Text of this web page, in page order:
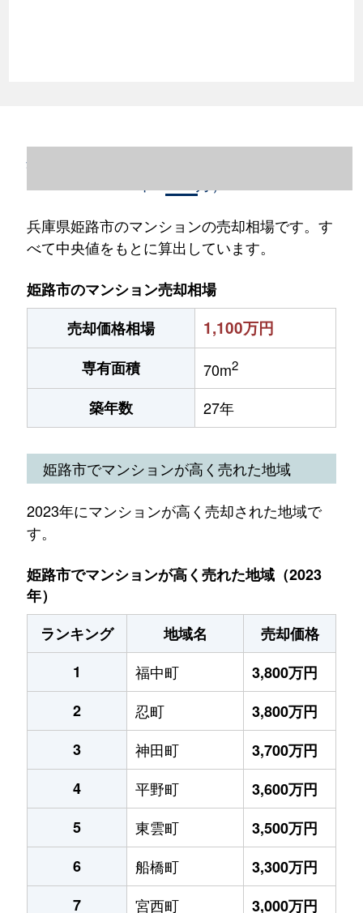
兵庫県姫路市のマンション売却情報（2023
兵庫県姫路市のマンションの売却相場です。す
べて中央値をもとに算出しています。
姫路市のマンション売却相場
売却価格相場
1,100万円
専有面積 70m2
築年数 27年
姫路市でマンションが高く売れた地域
2023年にマンションが高く売却された地域で
す。
姫路市でマンションが高く売れた地域（2023
年）
ランキング
地域名
売却価格
1
福中町
3,800万円
2
忍町
3,800万円
3
神田町
3,700万円
4
平野町
3,600万円
5
東雲町
3,500万円
6
船橋町
3,300万円
7
宮西町 3,000万円